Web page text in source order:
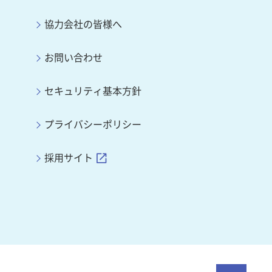
協力会社の皆様へ
お問い合わせ
セキュリティ基本方針
プライバシーポリシー
採用サイト